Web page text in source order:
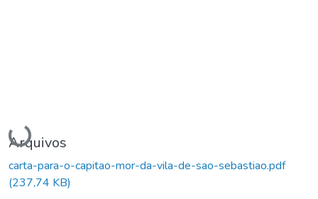
Carregando...
Arquivos
carta-para-o-capitao-mor-da-vila-de-sao-sebastiao.pdf
(237,74 KB)